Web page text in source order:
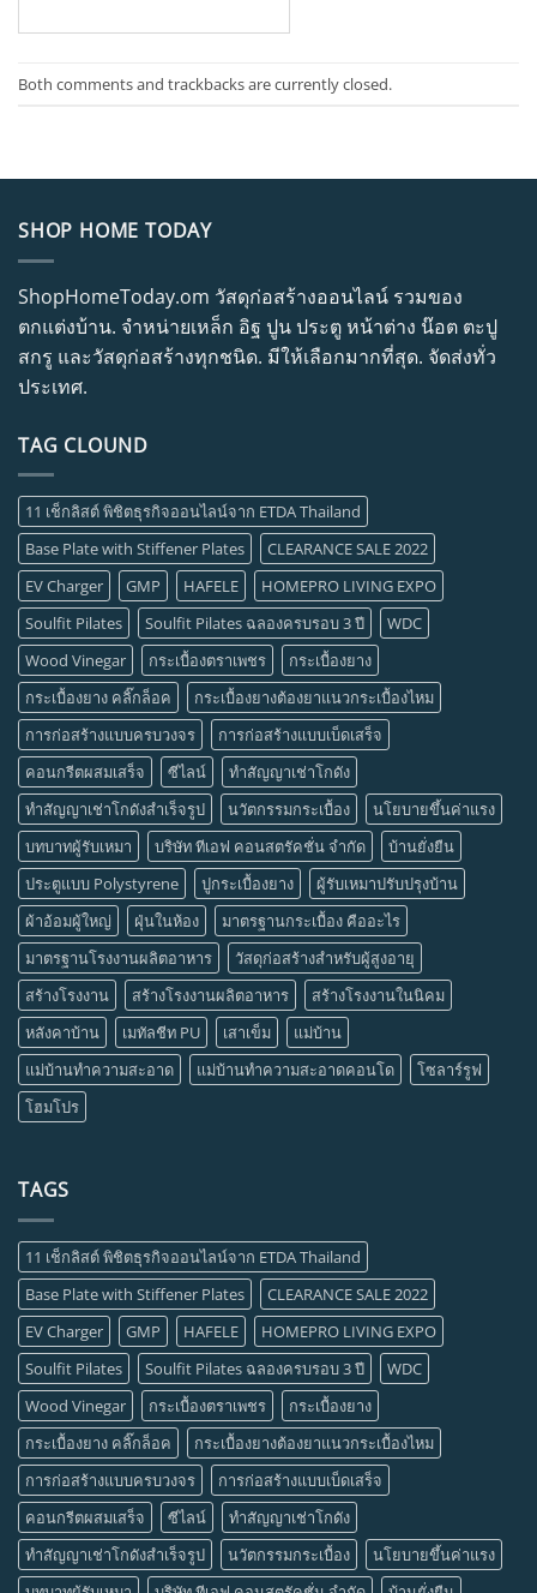
Both comments and trackbacks are currently closed.
SHOP HOME TODAY
ShopHomeToday.om วัสดุก่อสร้างออนไลน์ รวมของ
ตกแต่งบ้าน. จำหน่ายเหล็ก อิฐ ปูน ประตู หน้าต่าง น๊อต ตะปู
สกรู และวัสดุก่อสร้างทุกชนิด. มีให้เลือกมากที่สุด. จัดส่งทั่ว
ประเทศ.
TAG CLOUND
11 เช็กลิสต์ พิชิตธุรกิจออนไลน์จาก ETDA Thailand
Base Plate with Stiffener Plates
CLEARANCE SALE 2022
EV Charger
GMP HAFELE
HOMEPRO LIVING EXPO
Soulfit Pilates
Soulfit Pilates ฉลองครบรอบ 3 ปี
WDC
Wood Vinegar
กระเบื้องตราเพชร
กระเบื้องยาง
กระเบื้องยาง คลิ๊กล็อค
กระเบื้องยางต้องยาแนวกระเบื้องไหม
การก่อสร้างแบบครบวงจร
การก่อสร้างแบบเบ็ดเสร็จ
คอนกรีตผสมเสร็จ
ซีไลน์
ทำสัญญาเช่าโกดัง
ทำสัญญาเช่าโกดังสำเร็จรูป
นวัตกรรมกระเบื้อง
นโยบายขึ้นค่าแรง
บทบาทผู้รับเหมา
บริษัท ทีเอฟ คอนสตรัคชั่น จำกัด
บ้านยั่งยืน
ประตูแบบ Polystyrene
ปูกระเบื้องยาง
ผู้รับเหมาปรับปรุงบ้าน
ผ้าอ้อมผู้ใหญ่
ฝุ่นในห้อง
มาตรฐานกระเบื้อง คืออะไร
มาตรฐานโรงงานผลิตอาหาร
วัสดุก่อสร้างสำหรับผู้สูงอายุ
สร้างโรงงาน
สร้างโรงงานผลิตอาหาร
สร้างโรงงานในนิคม
หลังคาบ้าน
เมทัลชีท PU เสาเข็ม
แม่บ้าน
แม่บ้านทำความสะอาด
แม่บ้านทำความสะอาดคอนโด
โซลาร์รูฟ
โฮมโปร
TAGS
11 เช็กลิสต์ พิชิตธุรกิจออนไลน์จาก ETDA Thailand
Base Plate with Stiffener Plates
CLEARANCE SALE 2022
EV Charger
GMP HAFELE
HOMEPRO LIVING EXPO
Soulfit Pilates
Soulfit Pilates ฉลองครบรอบ 3 ปี
WDC
Wood Vinegar
กระเบื้องตราเพชร
กระเบื้องยาง
กระเบื้องยาง คลิ๊กล็อค
กระเบื้องยางต้องยาแนวกระเบื้องไหม
การก่อสร้างแบบครบวงจร
การก่อสร้างแบบเบ็ดเสร็จ
คอนกรีตผสมเสร็จ
ซีไลน์
ทำสัญญาเช่าโกดัง
ทำสัญญาเช่าโกดังสำเร็จรูป
นวัตกรรมกระเบื้อง
นโยบายขึ้นค่าแรง